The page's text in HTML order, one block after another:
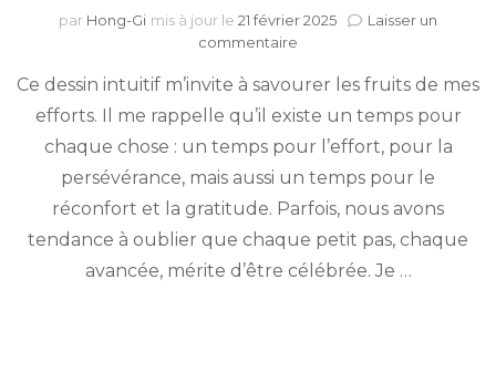
par Hong-Gi mis à jour le 21 février 2025
Laisser un
commentaire
Ce dessin intuitif m’invite à savourer les fruits de mes
efforts. Il me rappelle qu’il existe un temps pour
chaque chose : un temps pour l’effort, pour la
persévérance, mais aussi un temps pour le
réconfort et la gratitude. Parfois, nous avons
tendance à oublier que chaque petit pas, chaque
avancée, mérite d’être célébrée. Je …